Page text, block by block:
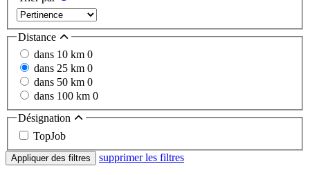
Distance
dans 10 km 0
dans 25 km 0
dans 50 km 0
dans 100 km 0
Désignation
TopJob
Appliquer des filtres supprimer les filtres